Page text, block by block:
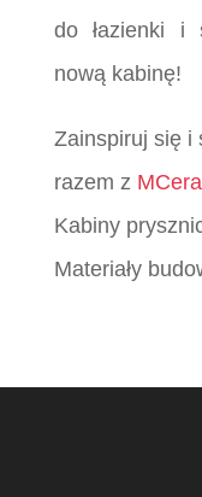
do łazienki i
nową kabinę!
Zainspiruj się i
razem z
Kabiny
Materiały